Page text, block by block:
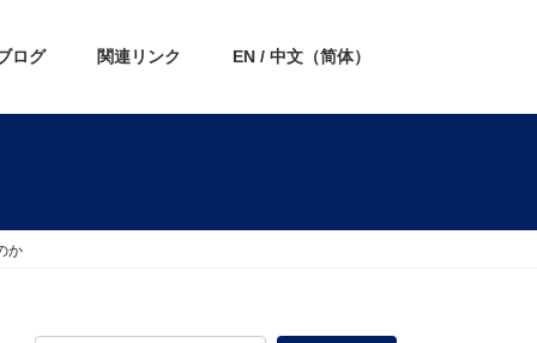
ログ 関連リンク EN / 中文（简体）
か